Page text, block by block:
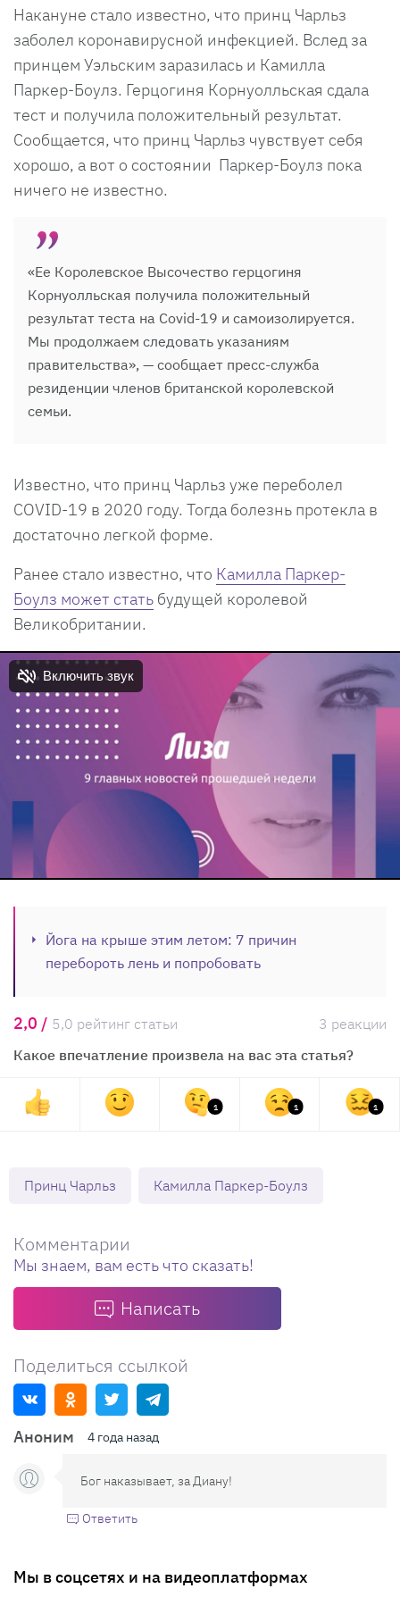
Накануне стало известно, что принц Чарльз
заболел коронавирусной инфекцией. Вслед за
принцем Уэльским заразилась и Камилла
Паркер-Боулз. Герцогиня Корнуолльская сдала
тест и получила положительный результат.
Сообщается, что принц Чарльз чувствует себя
хорошо, а вот о состоянии Паркер-Боулз пока
ничего не известно.
«Ее Королевское Высочество герцогиня
Корнуолльская получила положительный
результат теста на Covid-19 и самоизолируется.
Мы продолжаем следовать указаниям
правительства», — сообщает пресс-служба
резиденции членов британской королевской
семьи.
Известно, что принц Чарльз уже переболел
COVID-19 в 2020 году. Тогда болезнь протекла в
достаточно легкой форме.
Ранее стало известно, что Камилла Паркер-
Боулз может стать будущей королевой
Великобритании.
Йога на крыше этим летом: 7 причин
перебороть лень и попробовать
2,0 / 5,0 рейтинг статьи
3 реакции
Какое впечатление произвела на вас эта статья?
1 1 1
Принц Чарльз Камилла Паркер-Боулз
Комментарии
Мы знаем, вам есть что сказать!
Написать
Поделиться ссылкой
Аноним 4 года назад
Бог наказывает, за Диану!
Ответить
Мы в соцсетях и на видеоплатформах